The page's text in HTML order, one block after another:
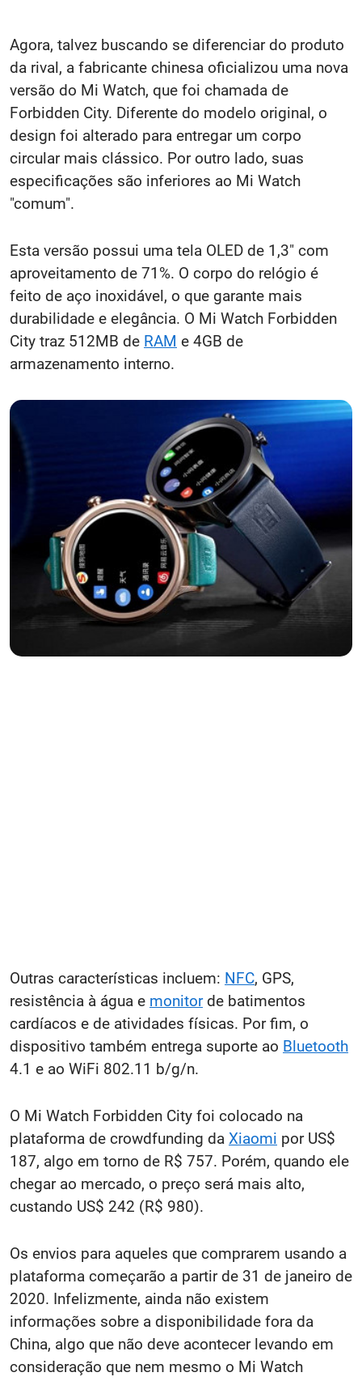
Agora, talvez buscando se diferenciar do produto
da rival, a fabricante chinesa oficializou uma nova
versão do Mi Watch, que foi chamada de
Forbidden City. Diferente do modelo original, o
design foi alterado para entregar um corpo
circular mais clássico. Por outro lado, suas
especificações são inferiores ao Mi Watch
"comum".
Esta versão possui uma tela OLED de 1,3" com
aproveitamento de 71%. O corpo do relógio é
feito de aço inoxidável, o que garante mais
durabilidade e elegância. O Mi Watch Forbidden
City traz 512MB de RAM e 4GB de
armazenamento interno.
Outras características incluem: NFC, GPS,
resistência à água e monitorde batimentos
cardíacos e de atividades físicas. Por fim, o
dispositivo também entrega suporte ao Bluetooth
4.1 e ao WiFi 802.11 b/g/n.
O Mi Watch Forbidden City foi colocado na
plataforma de crowdfunding da Xiaomi por US$
187, algo em torno de R$ 757. Porém, quando ele
chegar ao mercado, o preço será mais alto,
custando US$ 242 (R$ 980).
Os envios para aqueles que comprarem usando a
plataforma começarão a partir de 31 de janeiro de
2020. Infelizmente, ainda não existem
informações sobre a disponibilidade fora da
China, algo que não deve acontecer levando em
consideração que nem mesmo o Mi Watch